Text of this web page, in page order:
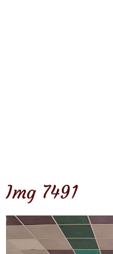
Img 7491